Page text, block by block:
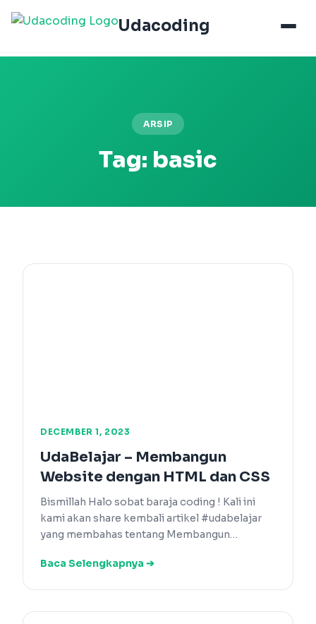
Udacoding
ARSIP
Tag: basic
DECEMBER 1, 2023
UdaBelajar – Membangun
Website dengan HTML dan CSS
Bismillah Halo sobat baraja coding ! Kali ini
kami akan share kembali artikel #udabelajar
yang membahas tentang Membangun…
Baca Selengkapnya ➔